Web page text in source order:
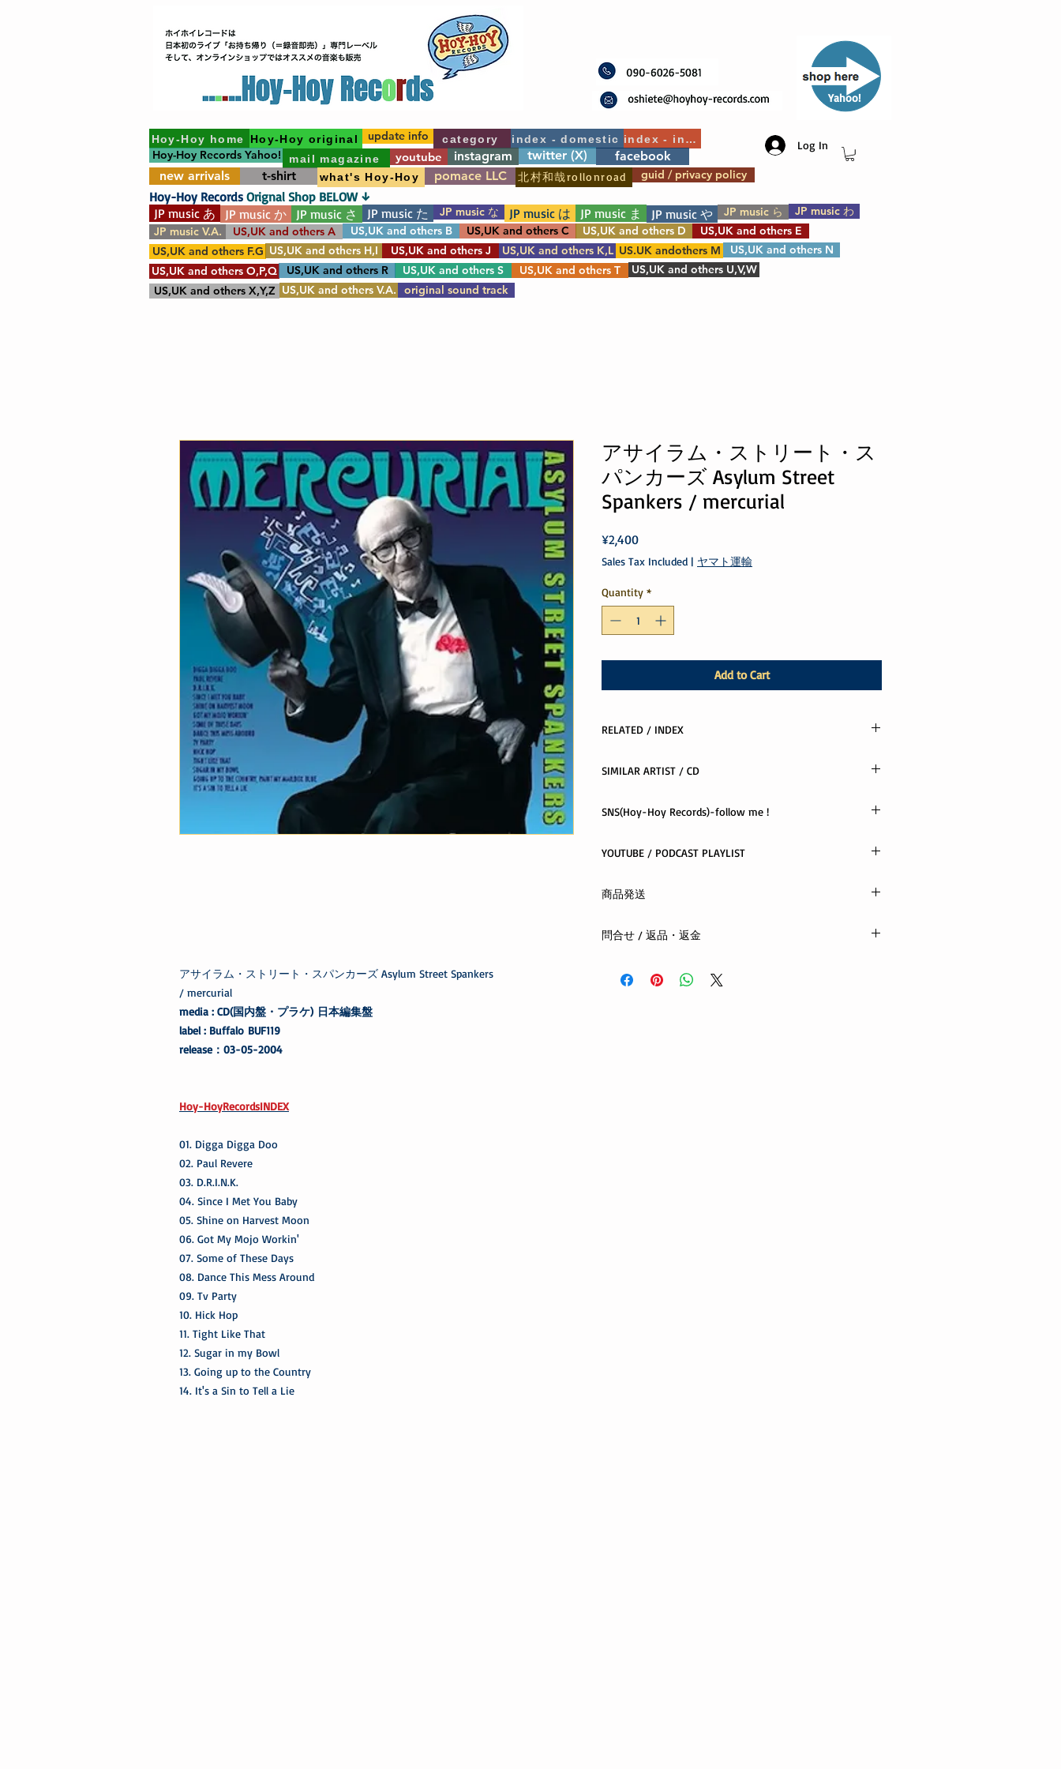
​Yahoo!
Hoy-Hoy home Hoy-Hoy original category index - domestic index - int'l
guid / privacy policy
Hoy-Hoy Records Yahoo! mail magazine youtube twitter (X)
instagram
new arrivals
t-shirt what's Hoy-Hoy pomace LLC 北村和哉rollonroad
facebook
Log In
update info
JP music あ JP music か JP music さ JP music た JP music な JP music は JP music ま JP music や JP music ら
JP music わ
JP music V.A.
US,UK and others A US,UK and others B US,UK and others C US,UK and others D
US,UK and others E
US,UK and others F.G US,UK and others H,I US,UK and others J US,UK and others K,L
US,UK and others N
US,UK and others O,P,Q
US,UK and others S
US,UK and others R US,UK and others T
US,UK and others U,V,W
US,UK and others X,Y,Z US,UK and others V.A. original sound track
Hoy-Hoy Records Orignal Shop BELOW ↓
US.UK andothers M
アサイラム・ストリート・スパンカーズ Asylum Street Spankers
/ mercurial
media : CD(国内盤・プラケ) 日本編集盤
label : Buffalo BUF119
release：03-05-2004
Hoy-HoyRecordsINDEX
01. Digga Digga Doo
02. Paul Revere
03. D.R.I.N.K.
04. Since I Met You Baby
05. Shine on Harvest Moon
06. Got My Mojo Workin'
07. Some of These Days
08. Dance This Mess Around
09. Tv Party
10. Hick Hop
11. Tight Like That
12. Sugar in my Bowl
13. Going up to the Country
14. It's a Sin to Tell a Lie
アサイラム・ストリート・ス
パンカーズ Asylum Street
Spankers / mercurial
¥2,400Price
Sales Tax Included | ヤマト運輸
Quantity *
Add to Cart
RELATED / INDEX
Hoy-HoyRecordsINDEX
SIMILAR ARTIST / CD
SNS(Hoy-Hoy Records)-follow me !
facebook
youtube
YOUTUBE / PODCAST PLAYLIST
商品発送
全国一律 300円
お支払方法：先払い(代金引替不可)
問合せ / 返品・返金
する商品の欠陥や不良、また誤った商品が配送された場